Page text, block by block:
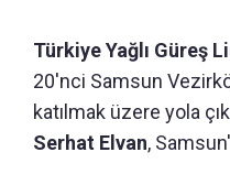
Türkiye Yağlı Güreş
20'nci Samsun
katılmak üzere yola
Serhat Elvan,